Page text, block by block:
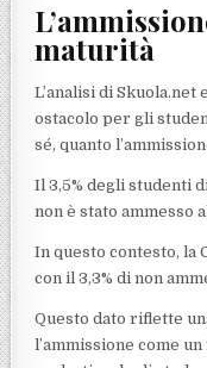
maturità
L’analisi di
ostacolo per gli
sé, quanto
Il 3,5% degli studenti
non è stato ammesso
In questo contesto, la
con il 3,3% di non
Questo dato riflette
l’ammissione come